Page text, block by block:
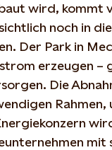
wird, kommt
noch in
Der Park in
erzeugen –
Die
Rahmen,